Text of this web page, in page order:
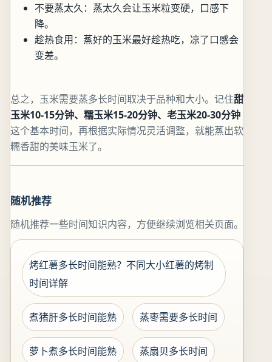
不要蒸太久：蒸太久会让玉米粒变硬，口感下
降。
趁热食用：蒸好的玉米最好趁热吃，凉了口感会
变差。
总之，玉米需要蒸多长时间取决于品种和大小。记住甜
玉米10-15分钟、糯玉米15-20分钟、老玉米20-30分钟
这个基本时间，再根据实际情况灵活调整，就能蒸出软
糯香甜的美味玉米了。
随机推荐
随机推荐一些时间知识内容，方便继续浏览相关页面。
烤红薯多长时间能熟？不同大小红薯的烤制
时间详解
煮猪肝多长时间能熟 蒸枣需要多长时间
萝卜煮多长时间能熟 蒸扇贝多长时间